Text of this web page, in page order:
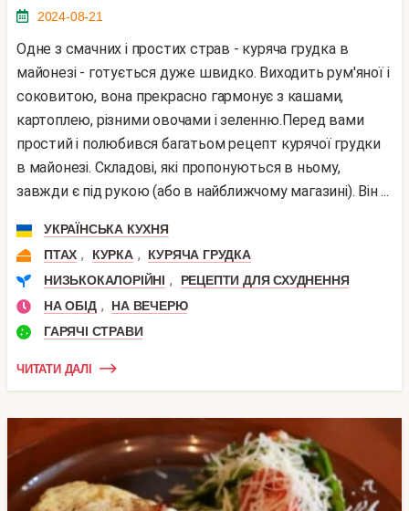
2024-08-21
Одне з смачних і простих страв - куряча грудка в
майонезі - готується дуже швидко. Виходить рум'яної і
соковитою, вона прекрасно гармонує з кашами,
картоплею, різними овочами і зеленню.Перед вами
простий і полюбився багатьом рецепт курячої грудки
в майонезі. Складові, які пропонуються в ньому,
завжди є під рукою (або в найближчому магазині). Він ...
УКРАЇНСЬКА КУХНЯ
ПТАХ , КУРКА ,
КУРЯЧА ГРУДКА
НИЗЬКОКАЛОРІЙНІ ,
РЕЦЕПТИ ДЛЯ СХУДНЕННЯ
НА ОБІД ,
НА ВЕЧЕРЮ
ГАРЯЧІ СТРАВИ
ЧИТАТИ ДАЛІ